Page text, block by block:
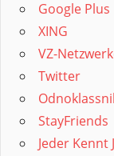
Google Plus
XING
VZ-
Twitter
StayFriends
Jeder Kennt